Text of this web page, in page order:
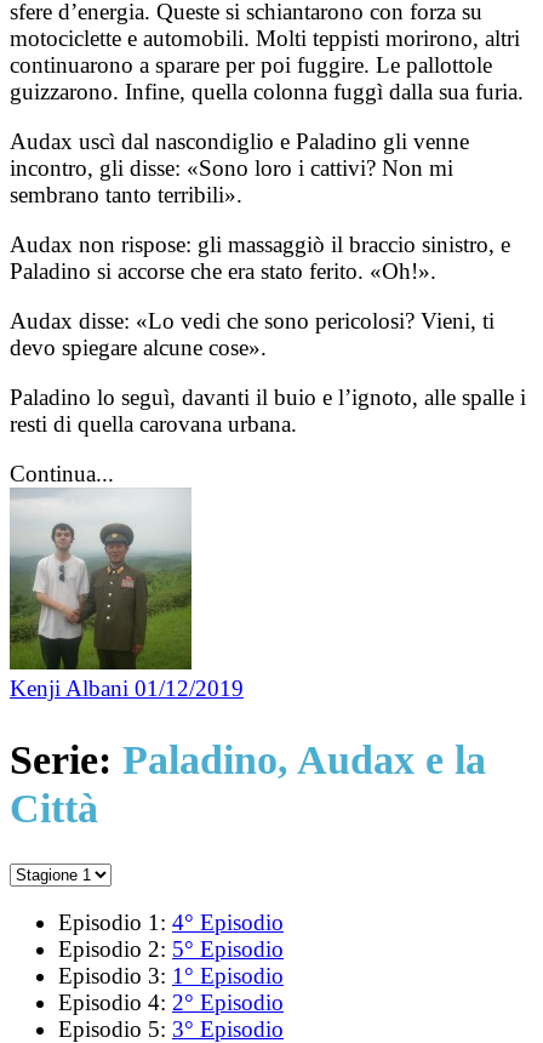
sfere d’energia. Queste si schiantarono con forza su
motociclette e automobili. Molti teppisti morirono, altri
continuarono a sparare per poi fuggire. Le pallottole
guizzarono. Infine, quella colonna fuggì dalla sua furia.
Audax uscì dal nascondiglio e Paladino gli venne
incontro, gli disse: «Sono loro i cattivi? Non mi
sembrano tanto terribili».
Audax non rispose: gli massaggiò il braccio sinistro, e
Paladino si accorse che era stato ferito. «Oh!».
Audax disse: «Lo vedi che sono pericolosi? Vieni, ti
devo spiegare alcune cose».
Paladino lo seguì, davanti il buio e l’ignoto, alle spalle i
resti di quella carovana urbana.
Continua...
Kenji Albani 01/12/2019
Serie: Paladino, Audax e la
Città
Episodio 1: 4° Episodio
Episodio 2: 5° Episodio
Episodio 3: 1° Episodio
Episodio 4: 2° Episodio
Episodio 5: 3° Episodio